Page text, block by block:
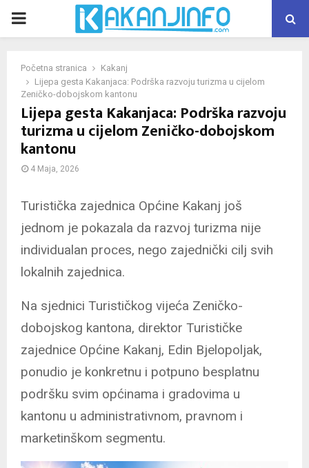
PRIMARY
Početna stranica
Kakanj
Lijepa gesta Kakanjaca: Podrška razvoju turizma u cijelom
Zeničko-dobojskom kantonu
Lijepa gesta Kakanjaca: Podrška razvoju
turizma u cijelom Zeničko-dobojskom
kantonu
4 Maja, 2026
Turistička zajednica Općine Kakanj još
jednom je pokazala da razvoj turizma nije
individualan proces, nego zajednički cilj svih
lokalnih zajednica.
Na sjednici Turističkog vijeća Zeničko-
dobojskog kantona, direktor Turističke
zajednice Općine Kakanj, Edin Bjelopoljak,
ponudio je konkretnu i potpuno besplatnu
podršku svim općinama i gradovima u
kantonu u administrativnom, pravnom i
marketinškom segmentu.